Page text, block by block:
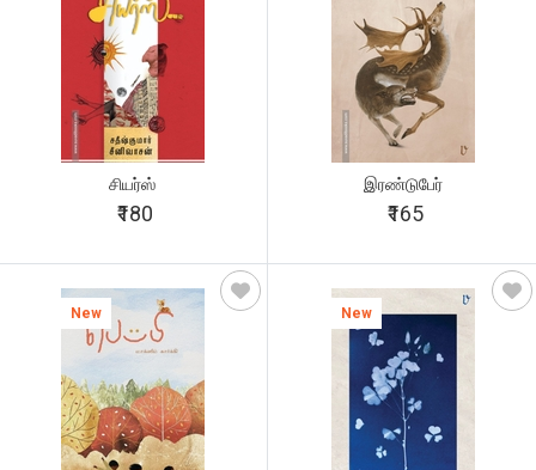
சியர்ஸ்
₹180
இரண்டுபேர்
₹165
New New